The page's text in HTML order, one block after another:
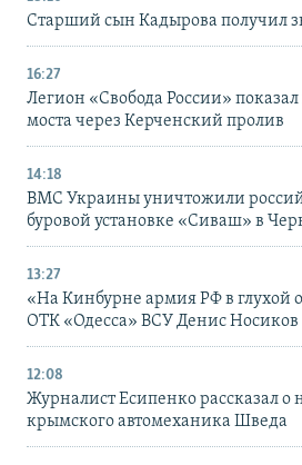
Старший сын Кадырова получил
16:27
Легион «Свобода России»
моста через Керченский пролив
14:18
ВМС Украины уничтожили
буровой установке «Сиваш» в
13:27
«На Кинбурне армия РФ в глухой
ОТК «Одесса» ВСУ Денис Носиков
12:08
Журналист Есипенко рассказал о
крымского автомеханика Шведа